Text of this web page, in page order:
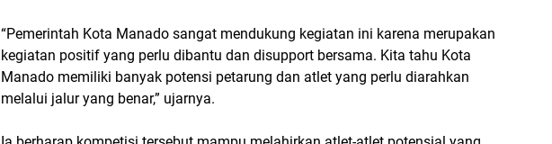
“Pemerintah Kota Manado sangat mendukung kegiatan ini karena merupakan
kegiatan positif yang perlu dibantu dan disupport bersama. Kita tahu Kota
Manado memiliki banyak potensi petarung dan atlet yang perlu diarahkan
melalui jalur yang benar,” ujarnya.